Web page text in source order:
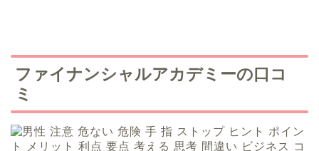
ファイナンシャルアカデミーの口コ
ミ